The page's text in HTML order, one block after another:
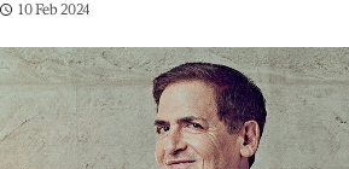
10 Feb 2024